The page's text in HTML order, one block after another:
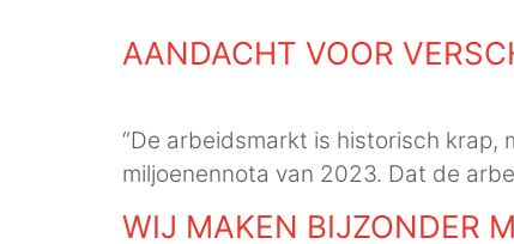
AANDACHT VOOR
“De arbeidsmarkt is historisch krap,
miljoenennota van 2023. Dat de
WIJ MAKEN BIJZONDER